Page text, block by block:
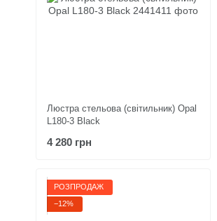
Люстра стельова (світильник) Opal
L180-3 Black
4 280 грн
РОЗПРОДАЖ
−12%